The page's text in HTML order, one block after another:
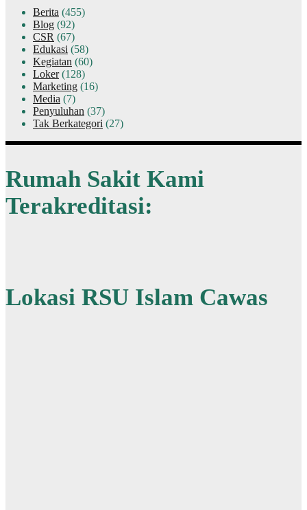
Berita (455)
Blog (92)
CSR (67)
Edukasi (58)
Kegiatan (60)
Loker(128)
Marketing (16)
Media (7)
Penyuluhan (37)
Tak Berkategori (27)
Rumah Sakit Kami
Terakreditasi:
Lokasi RSU Islam Cawas